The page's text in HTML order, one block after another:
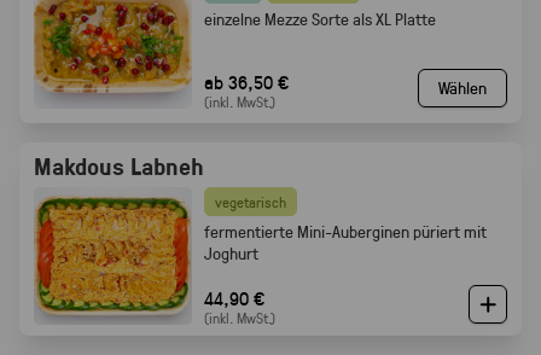
einzelne Mezze Sorte als XL Platte
ab 36,50 €
(inkl. MwSt.)
Wählen
Makdous Labneh
vegetarisch
fermentierte Mini-Auberginen püriert mit
Joghurt
44,90 €
(inkl. MwSt.)